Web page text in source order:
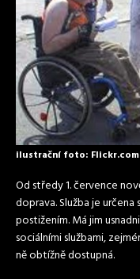
ilustrační foto: Flickr.com
Od středy 1. července
doprava. Služba je
postižením. Má jim
sociálními službami,
ně obtížně dostupná.